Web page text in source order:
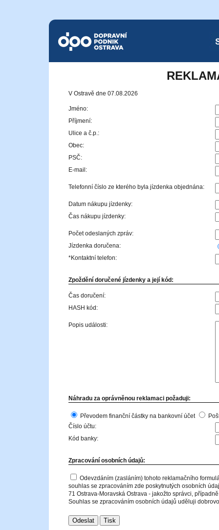
Dopravní podnik Ostrava a.s.
V Ostravě dne 07.08.2026
Jméno:
Příjmení:
Ulice a č.p.:
Obec:
PSČ:
E-mail:
Telefonní číslo ze kterého byla jízdenka objednána:
Datum nákupu jízdenky:
Čas nákupu jízdenky:
Počet odeslaných zpráv:
Jízdenka doručena:
*Kontaktní telefon:
Zpoždění doručené jízdenky a její kód:
Čas doručení:
HASH kód:
Popis události:
Náhradu za oprávněnou reklamaci požaduji:
Převodem finanční částky na bankovní účet
Číslo účtu:
Kód banky:
Zpracování osobních údajů:
Odevzdáním (zasláním) tohoto reklamačního
souhlas se zpracováním zde poskytnutých osobních
71 Ostrava-Moravská Ostrava - jakožto správci,
Souhlas se zpracováním osobních údajů uděluji